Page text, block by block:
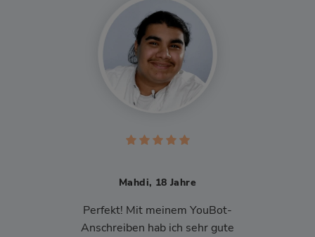
Mahdi, 18 Jahre
Perfekt! Mit meinem YouBot-
Anschreiben hab ich sehr gute